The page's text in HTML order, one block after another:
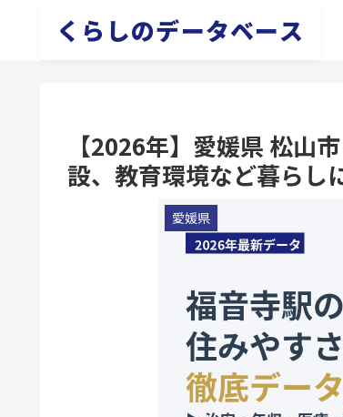
くらしのデータベース
【2026年】愛媛県 松山
設、教育環境など暮らし
愛媛県